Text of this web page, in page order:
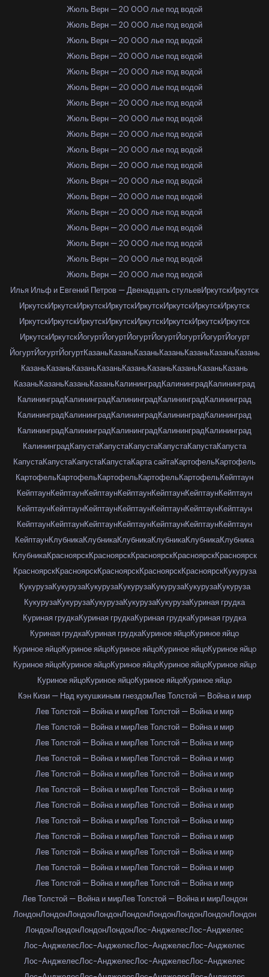
Жюль Верн — 20 000 лье под водой
Жюль Верн — 20 000 лье под водой
Жюль Верн — 20 000 лье под водой
Жюль Верн — 20 000 лье под водой
Жюль Верн — 20 000 лье под водой
Жюль Верн — 20 000 лье под водой
Жюль Верн — 20 000 лье под водой
Жюль Верн — 20 000 лье под водой
Жюль Верн — 20 000 лье под водой
Жюль Верн — 20 000 лье под водой
Жюль Верн — 20 000 лье под водой
Жюль Верн — 20 000 лье под водой
Жюль Верн — 20 000 лье под водой
Жюль Верн — 20 000 лье под водой
Жюль Верн — 20 000 лье под водой
Жюль Верн — 20 000 лье под водой
Жюль Верн — 20 000 лье под водой
Жюль Верн — 20 000 лье под водой
Илья Ильф и Евгений Петров — Двенадцать стульевИркутскИркутск
ИркутскИркутскИркутскИркутскИркутскИркутскИркутскИркутск
ИркутскИркутскИркутскИркутскИркутскИркутскИркутскИркутск
ИркутскИркутскЙогуртЙогуртЙогуртЙогуртЙогуртЙогуртЙогурт
ЙогуртЙогуртЙогуртКазаньКазаньКазаньКазаньКазаньКазаньКазань
КазаньКазаньКазаньКазаньКазаньКазаньКазаньКазаньКазань
КазаньКазаньКазаньКазаньКалининградКалининградКалининград
КалининградКалининградКалининградКалининградКалининград
КалининградКалининградКалининградКалининградКалининград
КалининградКалининградКалининградКалининградКалининград
КалининградКапустаКапустаКапустаКапустаКапустаКапуста
КапустаКапустаКапустаКапустаКарта сайтаКартофельКартофель
КартофельКартофельКартофельКартофельКартофельКейптаун
КейптаунКейптаунКейптаунКейптаунКейптаунКейптаунКейптаун
КейптаунКейптаунКейптаунКейптаунКейптаунКейптаунКейптаун
КейптаунКейптаунКейптаунКейптаунКейптаунКейптаунКейптаун
КейптаунКлубникаКлубникаКлубникаКлубникаКлубникаКлубника
КлубникаКрасноярскКрасноярскКрасноярскКрасноярскКрасноярск
КрасноярскКрасноярскКрасноярскКрасноярскКрасноярскКукуруза
КукурузаКукурузаКукурузаКукурузаКукурузаКукурузаКукуруза
КукурузаКукурузаКукурузаКукурузаКукурузаКуриная грудка
Куриная грудкаКуриная грудкаКуриная грудкаКуриная грудка
Куриная грудкаКуриная грудкаКуриное яйцоКуриное яйцо
Куриное яйцоКуриное яйцоКуриное яйцоКуриное яйцоКуриное яйцо
Куриное яйцоКуриное яйцоКуриное яйцоКуриное яйцоКуриное яйцо
Куриное яйцоКуриное яйцоКуриное яйцоКуриное яйцо
Кэн Кизи — Над кукушкиным гнездомЛев Толстой — Война и мир
Лев Толстой — Война и мирЛев Толстой — Война и мир
Лев Толстой — Война и мирЛев Толстой — Война и мир
Лев Толстой — Война и мирЛев Толстой — Война и мир
Лев Толстой — Война и мирЛев Толстой — Война и мир
Лев Толстой — Война и мирЛев Толстой — Война и мир
Лев Толстой — Война и мирЛев Толстой — Война и мир
Лев Толстой — Война и мирЛев Толстой — Война и мир
Лев Толстой — Война и мирЛев Толстой — Война и мир
Лев Толстой — Война и мирЛев Толстой — Война и мир
Лев Толстой — Война и мирЛев Толстой — Война и мир
Лев Толстой — Война и мирЛев Толстой — Война и мир
Лев Толстой — Война и мирЛев Толстой — Война и мир
Лев Толстой — Война и мирЛев Толстой — Война и мирЛондон
ЛондонЛондонЛондонЛондонЛондонЛондонЛондонЛондонЛондон
ЛондонЛондонЛондонЛондонЛос-АнджелесЛос-Анджелес
Лос-АнджелесЛос-АнджелесЛос-АнджелесЛос-Анджелес
Лос-АнджелесЛос-АнджелесЛос-АнджелесЛос-Анджелес